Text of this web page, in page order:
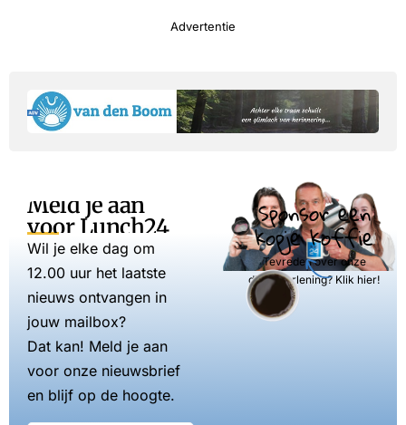
Advertentie
Meld je aan
voor Lunch24
Wil je elke dag om
12.00 uur het laatste
nieuws ontvangen in
jouw mailbox?
Dat kan! Meld je aan
voor onze nieuwsbrief
en blijf op de hoogte.
Sponsor een
kopje koffie
Tevreden over onze
dienstverlening? Klik hier!